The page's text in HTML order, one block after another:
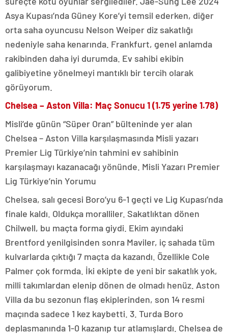
Asya Kupası’nda Güney Kore’yi temsil ederken, diğer
orta saha oyuncusu Nelson Weiper diz sakatlığı
nedeniyle saha kenarında. Frankfurt, genel anlamda
rakibinden daha iyi durumda. Ev sahibi ekibin
galibiyetine yönelmeyi mantıklı bir tercih olarak
görüyorum.
Chelsea – Aston Villa: Maç Sonucu 1 (1.75 yerine 1.78)
Misli’de günün “Süper Oran” bülteninde yer alan
Chelsea – Aston Villa karşılaşmasında Misli yazarı
Premier Lig Türkiye’nin tahmini ev sahibinin
karşılaşmayı kazanacağı yönünde. Misli Yazarı Premier
Lig Türkiye’nin Yorumu
Chelsea, salı gecesi Boro’yu 6-1 geçti ve Lig Kupası’nda
finale kaldı. Oldukça moralliler. Sakatlıktan dönen
Chilwell, bu maçta forma giydi. Ekim ayındaki
Brentford yenilgisinden sonra Maviler, iç sahada tüm
kulvarlarda çıktığı 7 maçta da kazandı. Özellikle Cole
Palmer çok formda. İki ekipte de yeni bir sakatlık yok,
milli takımlardan elenip dönen de olmadı henüz. Aston
Villa da bu sezonun flaş ekiplerinden, son 14 resmi
maçında sadece 1 kez kaybetti. 3. Turda Boro
deplasmanında 1-0 kazanıp tur atlamışlardı. Chelsea de